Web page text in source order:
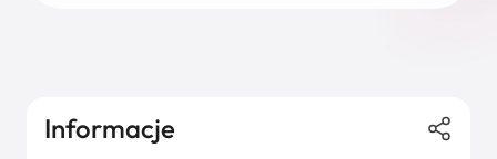
Informacje